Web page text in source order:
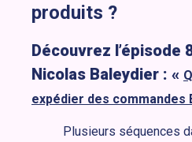
produits ?
Découvrez l’épisode
Nicolas Baleydier : «
expédier des commandes
Plusieurs séquences